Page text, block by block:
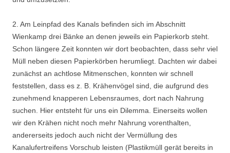
2. Am Leinpfad des Kanals befinden sich im Abschnitt
Wienkamp drei Bänke an denen jeweils ein Papierkorb steht.
Schon längere Zeit konnten wir dort beobachten, dass sehr viel
Müll neben diesen Papierkörben herumliegt. Dachten wir dabei
zunächst an achtlose Mitmenschen, konnten wir schnell
feststellen, dass es z. B. Krähenvögel sind, die aufgrund des
zunehmend knapperen Lebensraumes, dort nach Nahrung
suchen. Hier entsteht für uns ein Dilemma. Einerseits wollen
wir den Krähen nicht noch mehr Nahrung vorenthalten,
andererseits jedoch auch nicht der Vermüllung des
Kanalufertreifens Vorschub leisten (Plastikmüll gerät bereits in